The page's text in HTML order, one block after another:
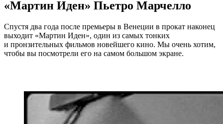
«Мартин Иден» Пьетро Марчелло
Спустя два года после премьеры в Венеции в прокат наконец
выходит «Мартин Иден», один из самых тонких
и пронзительных фильмов новейшего кино. Мы очень хотим,
чтобы вы посмотрели его на самом большом экране.